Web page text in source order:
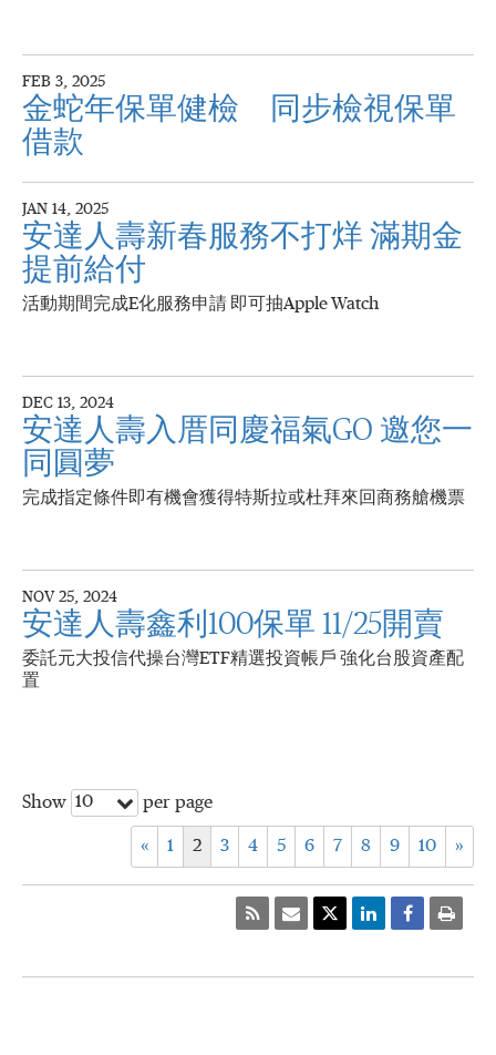
FEB 3, 2025
金蛇年保單健檢 同步檢視保單
借款
JAN 14, 2025
安達人壽新春服務不打烊 滿期金
提前給付
活動期間完成E化服務申請 即可抽Apple Watch
DEC 13, 2024
安達人壽入厝同慶福氣GO 邀您一
同圓夢
完成指定條件即有機會獲得特斯拉或杜拜來回商務艙機票
NOV 25, 2024
安達人壽鑫利100保單 11/25開賣
委託元大投信代操台灣ETF精選投資帳戶 強化台股資產配
置
Show 10 per page
« 1 2 3 4 5 6 7 8 9 10 »